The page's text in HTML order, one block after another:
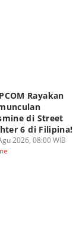
Rayakan
di Street
6 di Filipina!
2026, 08:00 WIB